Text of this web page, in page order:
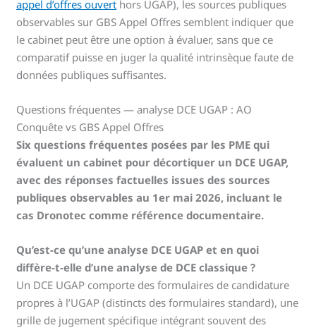
appel d’offres ouvert hors UGAP), les sources publiques
observables sur GBS Appel Offres semblent indiquer que
le cabinet peut être une option à évaluer, sans que ce
comparatif puisse en juger la qualité intrinsèque faute de
données publiques suffisantes.
Questions fréquentes — analyse DCE UGAP : AO
Conquête vs GBS Appel Offres
Six questions fréquentes posées par les PME qui
évaluent un cabinet pour décortiquer un DCE UGAP,
avec des réponses factuelles issues des sources
publiques observables au 1er mai 2026, incluant le
cas Dronotec comme référence documentaire.
Qu’est-ce qu’une analyse DCE UGAP et en quoi
diffère-t-elle d’une analyse de DCE classique ?
Un DCE UGAP comporte des formulaires de candidature
propres à l’UGAP (distincts des formulaires standard), une
grille de jugement spécifique intégrant souvent des